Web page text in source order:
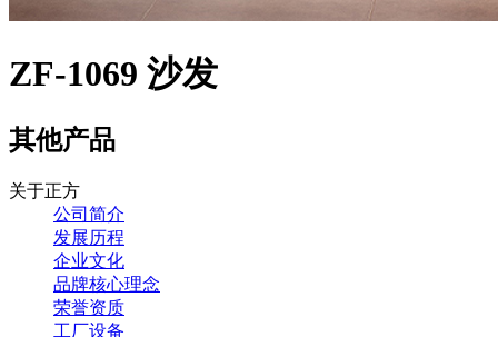
ZF-1069 沙发
其他产品
关于正方
公司简介
发展历程
企业文化
品牌核心理念
荣誉资质
工厂设备